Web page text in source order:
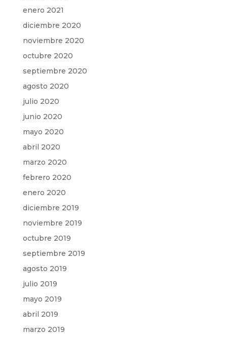
enero 2021
diciembre 2020
noviembre 2020
octubre 2020
septiembre 2020
agosto 2020
julio 2020
junio 2020
mayo 2020
abril 2020
marzo 2020
febrero 2020
enero 2020
diciembre 2019
noviembre 2019
octubre 2019
septiembre 2019
agosto 2019
julio 2019
mayo 2019
abril 2019
marzo 2019